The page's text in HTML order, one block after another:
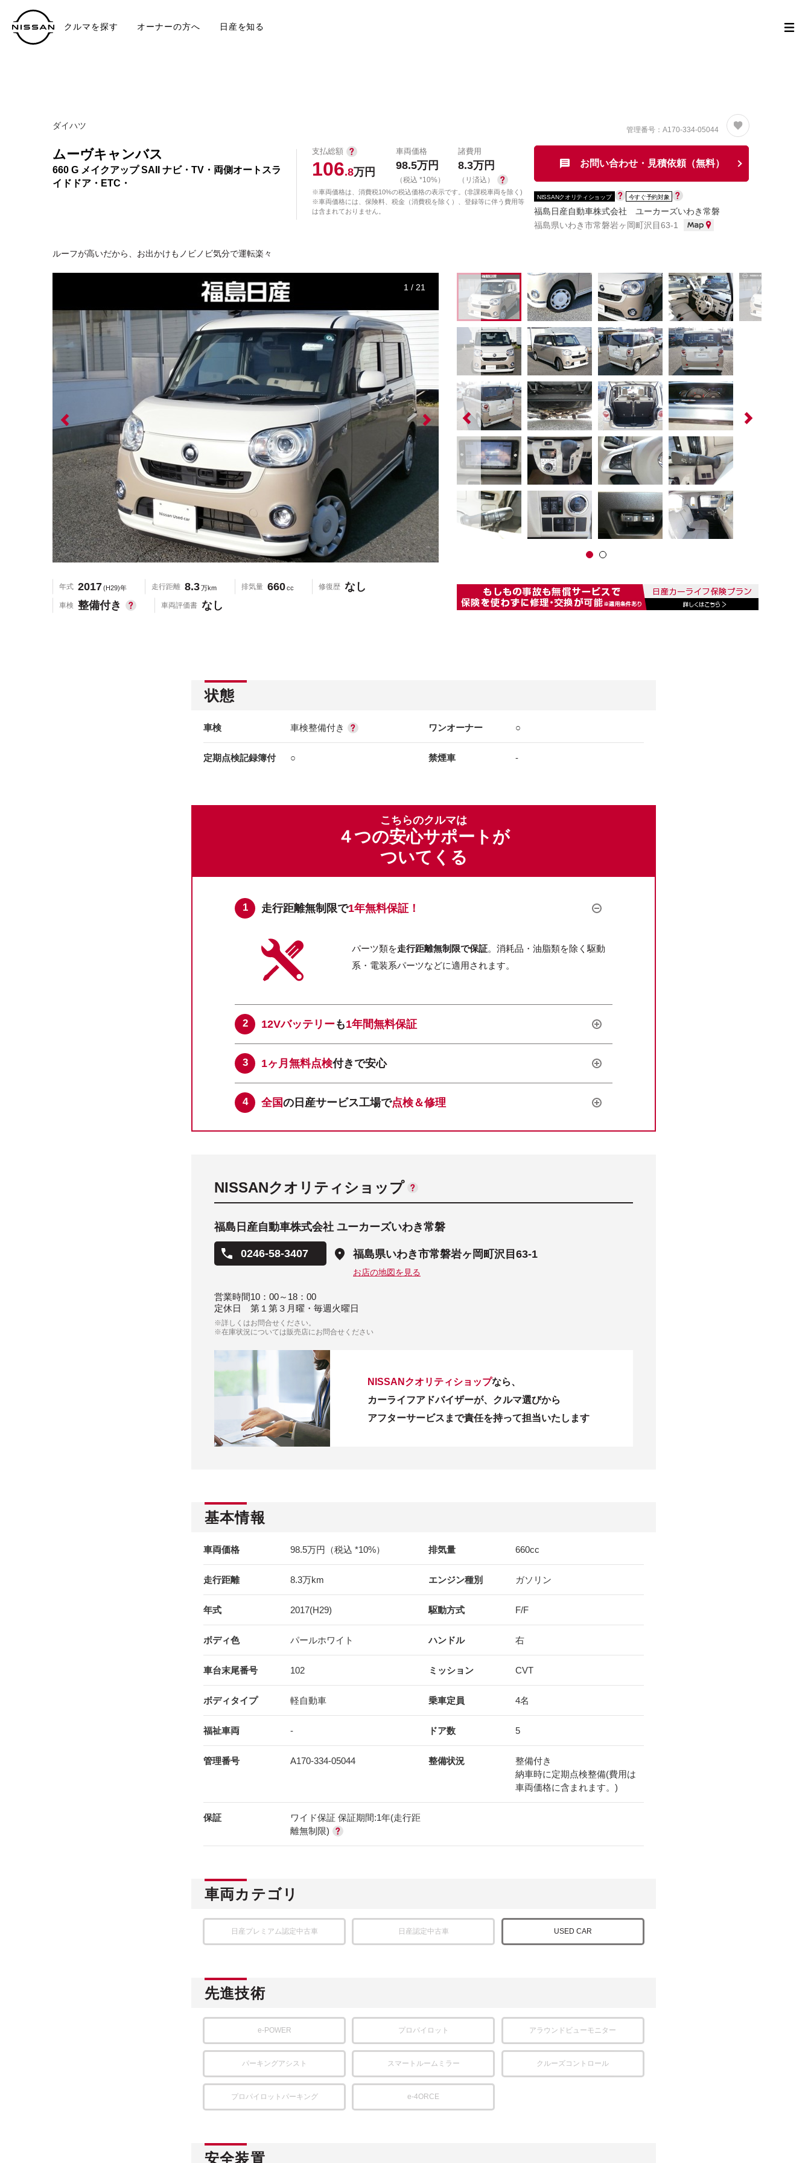
クルマを探す オーナーの方へ 日産を知る
ダイハツ
ムーヴキャンバス
660 G メイクアップ SAII ナビ・TV・両側オートスラ
イドドア・ETC・
支払総額
106.8万円
車両価格
98.5万円
（税込 *10%）
諸費用
8.3万円
（リ済込）
※車両価格は、消費税10%の税込価格の表示です。(非課税車両を除く)
※車両価格には、保険料、税金（消費税を除く）、登録等に伴う費用等
は含まれておりません。
ルーフが高いだから、お出かけもノビノビ気分で運転楽々
管理番号：A170-334-05044
お問い合わせ・見積依頼（無料）
NISSANクオリティショップ 今すぐ予約対象
福島日産自動車株式会社 ユーカーズいわき常磐
福島県いわき市常磐岩ヶ岡町沢目63-1
1 / 21
年式 2017(H29)年 走行距離 8.3万km 排気量 660cc 修復歴 なし
車検 整備付き 車両評価書 なし
状態
車検 車検整備付き ワンオーナー ○
定期点検記録簿付 ○ 禁煙車 -
こちらのクルマは
４つの安心サポートが
ついてくる
走行距離無制限で1年無料保証！
パーツ類を走行距離無制限で保証。消耗品・油脂類を除く駆動
系・電装系パーツなどに適用されます。
12Vバッテリーも1年間無料保証
1ヶ月無料点検付きで安心
全国の日産サービス工場で点検＆修理
NISSANクオリティショップ
福島日産自動車株式会社 ユーカーズいわき常磐
0246-58-3407 福島県いわき市常磐岩ヶ岡町沢目63-1
お店の地図を見る
営業時間10：00～18：00
定休日
第１第３月曜・毎週火曜日
※詳しくはお問合せください。
※在庫状況については販売店にお問合せください
NISSANクオリティショップなら、
カーライフアドバイザーが、クルマ選びから
アフターサービスまで責任を持って担当いたします
基本情報
車両価格 98.5万円（税込 *10%） 排気量 660cc
走行距離 8.3万km エンジン種別 ガソリン
年式 2017(H29) 駆動方式 F/F
ボディ色 パールホワイト ハンドル 右
車台末尾番号 102 ミッション CVT
ボディタイプ 軽自動車 乗車定員 4名
福祉車両 - ドア数 5
管理番号 A170-334-05044 整備状況
整備付き
納車時に定期点検整備(費用は
車両価格に含まれます。)
保証
ワイド保証 保証期間:1年(走行距
離無制限)
車両カテゴリ
日産プレミアム認定中古車 日産認定中古車 USED CAR
先進技術
e-POWER プロパイロット アラウンドビューモニター
パーキングアシスト スマートルームミラー クルーズコントロール
プロパイロットパーキング e-4ORCE
安全装置